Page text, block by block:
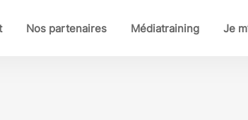
Nos partenaires Médiatraining Je